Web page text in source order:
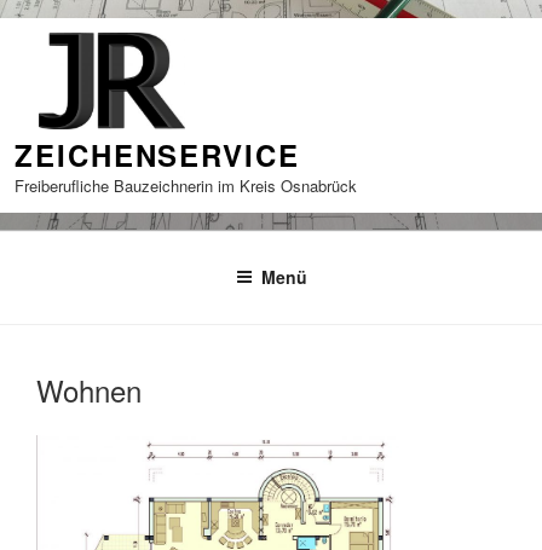
Zum
ZEICHENSERVICE
Freiberufliche Bauzeichnerin im Kreis Osnabrück
Menü
Wohnen